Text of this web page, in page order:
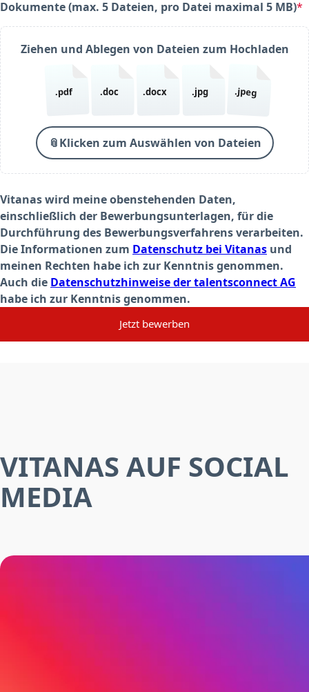
Dokumente (max. 5 Dateien, pro Datei maximal 5 MB)*
(required)
Ziehen und Ablegen von Dateien zum Hochladen
.pdf .doc .docx .jpg .jpeg
📎Klicken zum Auswählen von Dateien
Vitanas wird meine obenstehenden Daten,
einschließlich der Bewerbungsunterlagen, für die
Durchführung des Bewerbungsverfahrens verarbeiten.
Die Informationen zum Datenschutz bei Vitanas und
meinen Rechten habe ich zur Kenntnis genommen.
Auch die Datenschutzhinweise der talentsconnect AG
habe ich zur Kenntnis genommen.
Jetzt bewerben
VITANAS AUF SOCIAL
MEDIA